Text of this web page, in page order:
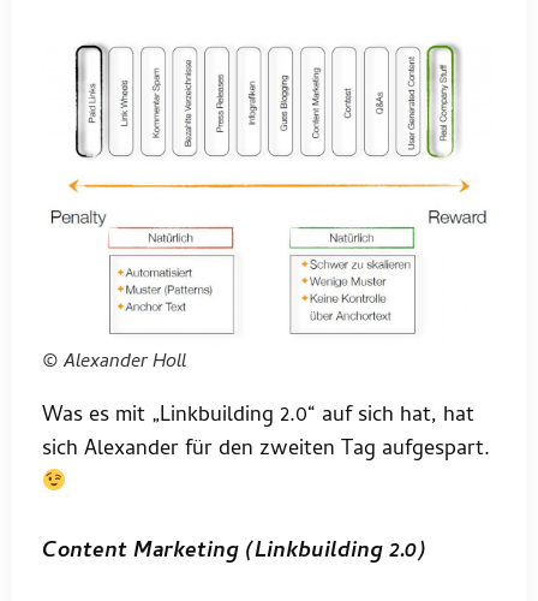
© Alexander Holl
Was es mit „Linkbuilding 2.0“ auf sich hat, hat
sich Alexander für den zweiten Tag aufgespart.
Content Marketing (Linkbuilding 2.0)